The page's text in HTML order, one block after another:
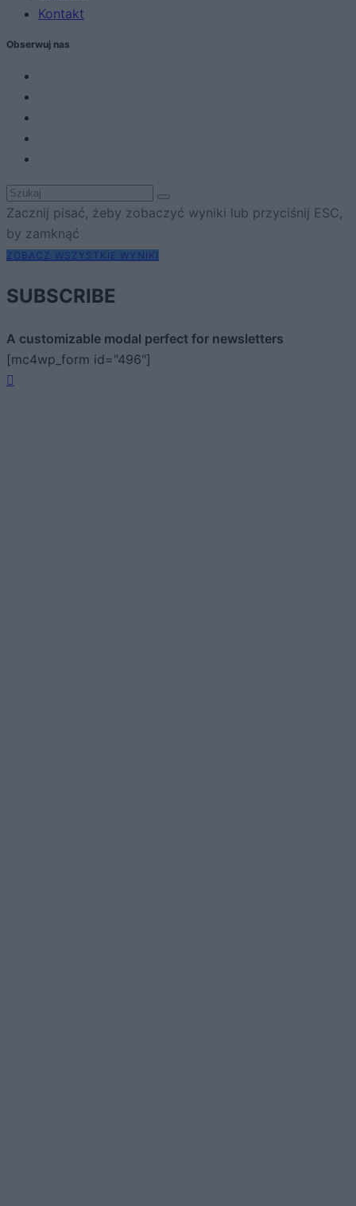
Kontakt
Obserwuj nas
Zacznij pisać, żeby zobaczyć wyniki lub przyciśnij ESC,
by zamknąć
ZOBACZ WSZYSTKIE WYNIKI
SUBSCRIBE
A customizable modal perfect for newsletters
[mc4wp_form id="496"]